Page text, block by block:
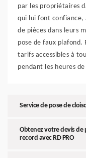
par les propriétaires
qui lui font confiance,
de pièces dans leurs
pose de faux plafond.
tarifs accessibles à
pendant les heures
Service de pose de
Obtenez votre devis de
record avec RD PRO